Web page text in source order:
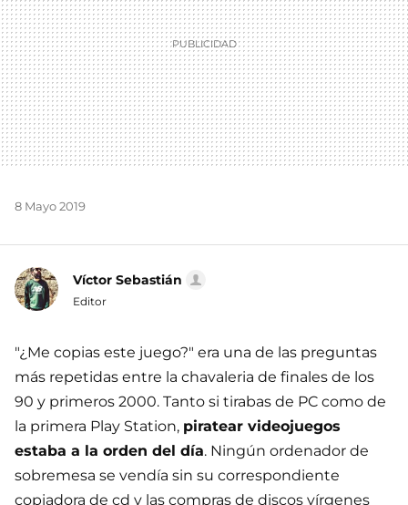
8 Mayo 2019
Víctor Sebastián
Editor
"¿Me copias este juego?" era una de las preguntas
más repetidas entre la chavaleria de finales de los
90 y primeros 2000. Tanto si tirabas de PC como de
la primera Play Station, piratear videojuegos
estaba a la orden del día. Ningún ordenador de
sobremesa se vendía sin su correspondiente
copiadora de cd y las compras de discos vírgenes